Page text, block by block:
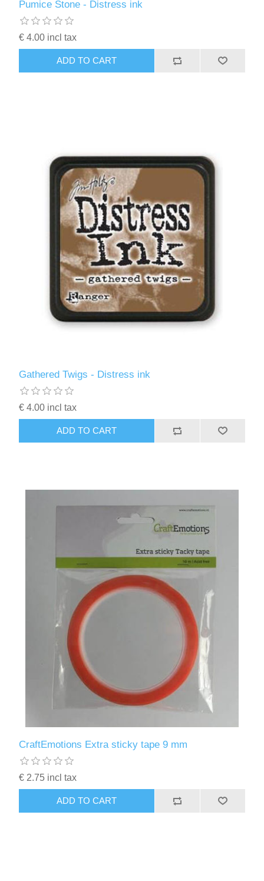
Pumice Stone - Distress ink
€ 4.00 incl tax
ADD TO CART
Gathered Twigs - Distress ink
€ 4.00 incl tax
ADD TO CART
CraftEmotions Extra sticky tape 9 mm
€ 2.75 incl tax
ADD TO CART